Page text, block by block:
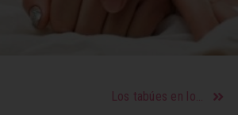
Los tabúes en los hombres